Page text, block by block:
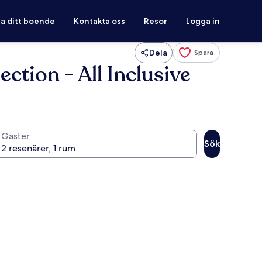
ditt boende Kontakta oss Resor Logga in
Dela Spara
- All Inclusive
Gäster
Sök